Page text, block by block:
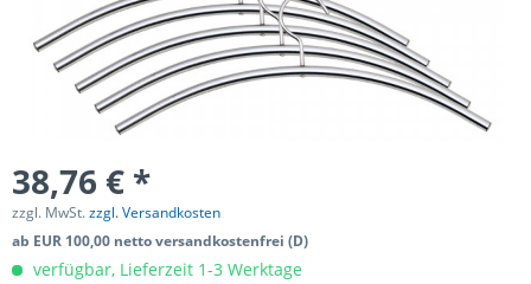
38,76 € *
zzgl. MwSt.zzgl. Versandkosten
ab EUR 100,00 netto versandkostenfrei (D)
verfügbar, Lieferzeit 1-3 Werktage